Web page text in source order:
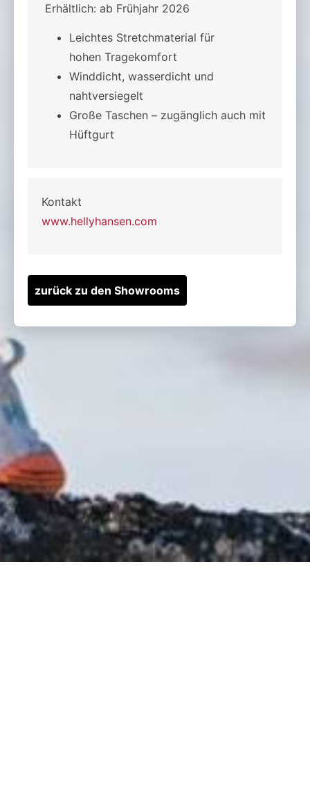
Erhältlich: ab Frühjahr 2026
Leichtes Stretchmaterial für
hohen Tragekomfort
Winddicht, wasserdicht und
nahtversiegelt
Große Taschen – zugänglich auch mit
Hüftgurt
Kontakt
www.hellyhansen.com
zurück zu den Showrooms